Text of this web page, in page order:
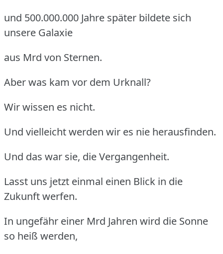
und 500.000.000 Jahre später bildete sich
unsere Galaxie
aus Mrd von Sternen.
Aber was kam vor dem Urknall?
Wir wissen es nicht.
Und vielleicht werden wir es nie herausfinden.
Und das war sie, die Vergangenheit.
Lasst uns jetzt einmal einen Blick in die
Zukunft werfen.
In ungefähr einer Mrd Jahren wird die Sonne
so heiß werden,